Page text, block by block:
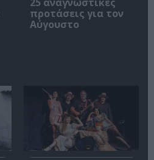
προτάσεις για τον
Αύγουστο